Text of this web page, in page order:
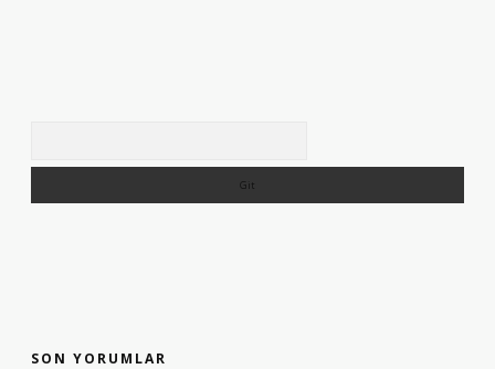
SON YORUMLAR